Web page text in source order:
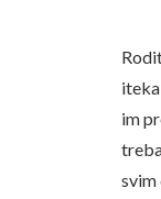
im
svim